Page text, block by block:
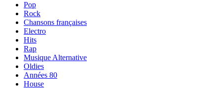
Pop
Rock
Chansons françaises
Electro
Hits
Rap
Musique Alternative
Oldies
Années 80
House